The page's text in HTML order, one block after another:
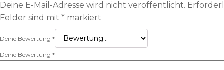
Deine E-Mail-Adresse wird nicht veröffentlicht.
Felder sind mit * markiert
Deine Bewertung *
Deine Bewertung *